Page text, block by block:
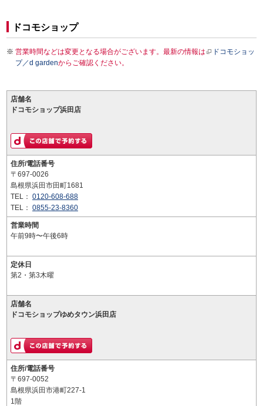
ドコモショップ
営業時間などは変更となる場合がございます。最新の情報は
ドコモショッ
プ／d gardenからご確認ください。
店舗名
ドコモショップ浜田店
住所/電話番号
〒697-0026
島根県浜田市田町1681
TEL： 0120-608-688
TEL： 0855-23-8360
営業時間
午前9時〜午後6時
定休日
第2・第3木曜
店舗名
ドコモショップゆめタウン浜田店
住所/電話番号
〒697-0052
島根県浜田市港町227-1
1階